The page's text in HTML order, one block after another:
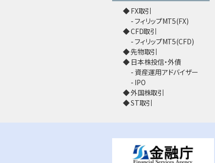
FX取引
フィリップMT5(FX)
CFD取引
フィリップMT5(CFD)
先物取引
日本株投信・外債
資産運用アドバイザー
IPO
外国株取引
ST取引